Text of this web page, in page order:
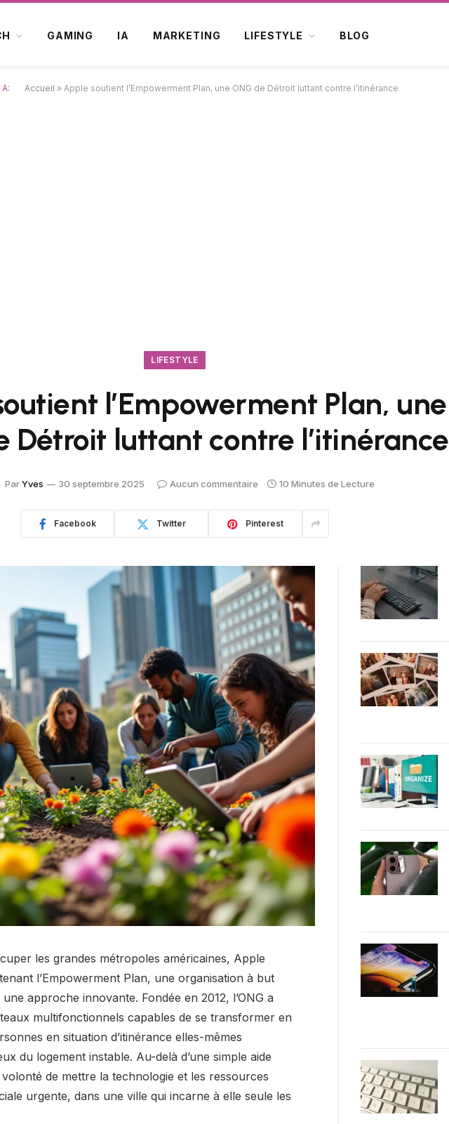
GAMING IA MARKETING LIFESTYLE BLOG
Accueil » Apple soutient l’Empowerment Plan, une ONG de Détroit luttant contre l’itinérance
LIFESTYLE
l’Empowerment Plan, une
Détroit luttant contre l’itinérance
ParYves 30 septembre 2025 Aucun commentaire 10 Minutes de Lecture
Facebook Twitter Pinterest
les grandes métropoles américaines, Apple
l’Empowerment Plan, une organisation à but
approche innovante. Fondée en 2012, l’ONG a
multifonctionnels capables de se transformer en
en situation d’itinérance elles-mêmes
du logement instable. Au-delà d’une simple aide
de mettre la technologie et les ressources
urgente, dans une ville qui incarne à elle seule les